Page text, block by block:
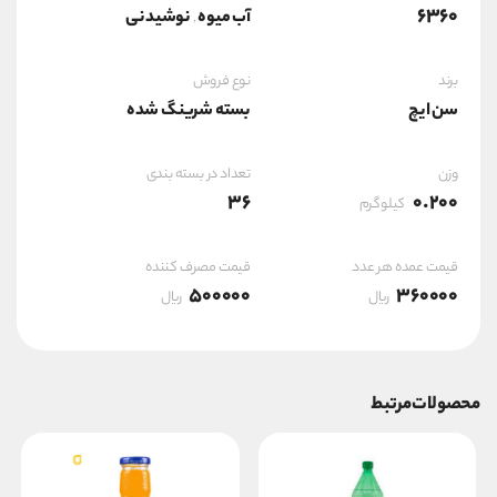
6360 آب ميوه,نوشیدنی
برند
سن ایچ
نوع فروش
بسته شرینگ شده
وزن
0.200 کیلوگرم
تعداد در بسته بندی
36
قیمت عمده هر عدد
360000 ریال
قیمت مصرف کننده
500000 ریال
محصولات مرتبط